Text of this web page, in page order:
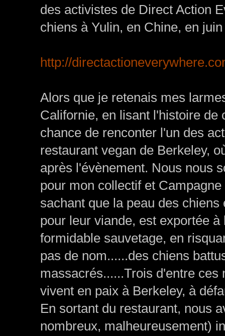
des activistes de Direct Action
chiens à Yulin, en Chine, en
http://
Alors que je retenais mes
Californie, en lisant l'histoire de
chance de renconter l'un des
restaurant vegan de Berkeley,
après l'évènement. Nous nous
pour mon collectif et
sachant que la peau des
pour leur viande, est exportée
formidable sauvetage, en
pas de nom......des chiens
massacrés......Trois d'entre
vivent en paix à Berkeley, à
En sortant du restaurant, nous
nombreux, malheureusement)